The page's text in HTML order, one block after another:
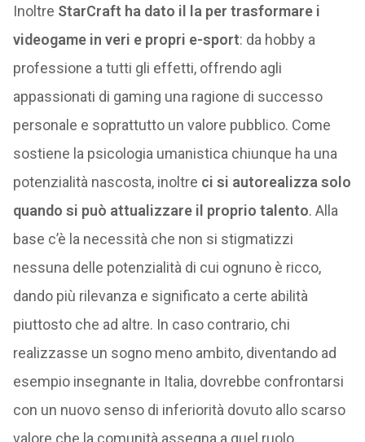
Inoltre StarCraft ha dato il la per trasformare i
videogame in veri e propri e-sport: da hobby a
professione a tutti gli effetti, offrendo agli
appassionati di gaming una ragione di successo
personale e soprattutto un valore pubblico. Come
sostiene la psicologia umanistica chiunque ha una
potenzialità nascosta, inoltre ci si autorealizza solo
quando si può attualizzare il proprio talento. Alla
base c’è la necessità che non si stigmatizzi
nessuna delle potenzialità di cui ognuno è ricco,
dando più rilevanza e significato a certe abilità
piuttosto che ad altre. In caso contrario, chi
realizzasse un sogno meno ambito, diventando ad
esempio insegnante in Italia, dovrebbe confrontarsi
con un nuovo senso di inferiorità dovuto allo scarso
valore che la comunità assegna a quel ruolo.